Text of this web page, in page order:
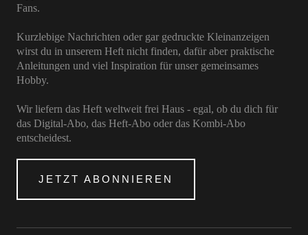
Fans.
Kurzlebige Nachrichten oder gar gedruckte Kleinanzeigen
wirst du in unserem Heft nicht finden, dafür aber praktische
Anleitungen und viel Inspiration für unser gemeinsames
Hobby.
Wir liefern das Heft weltweit frei Haus - egal, ob du dich für
das Digital-Abo, das Heft-Abo oder das Kombi-Abo
entscheidest.
JETZT ABONNIEREN